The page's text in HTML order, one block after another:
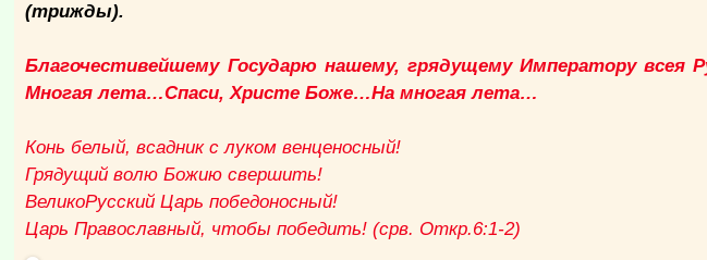
(трижды).
Благочестивейшему Государю нашему, грядущему Императору всея
Многая лета…Спаси, Христе Боже…На многая лета…
Конь белый, всадник с луком венценосный!
Грядущий волю Божию свершить!
ВеликоРусский Царь победоносный!
Царь Православный, чтобы победить! (срв. Откр.6:1-2)